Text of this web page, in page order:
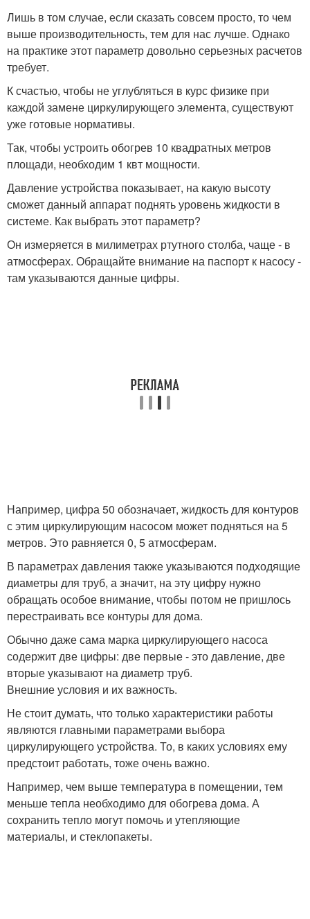
Лишь в том случае, если сказать совсем просто, то чем
выше производительность, тем для нас лучше. Однако
на практике этот параметр довольно серьезных расчетов
требует.
К счастью, чтобы не углубляться в курс физике при
каждой замене циркулирующего элемента, существуют
уже готовые нормативы.
Так, чтобы устроить обогрев 10 квадратных метров
площади, необходим 1 квт мощности.
Давление устройства показывает, на какую высоту
сможет данный аппарат поднять уровень жидкости в
системе. Как выбрать этот параметр?
Он измеряется в милиметрах ртутного столба, чаще - в
атмосферах. Обращайте внимание на паспорт к насосу -
там указываются данные цифры.
Например, цифра 50 обозначает, жидкость для контуров
с этим циркулирующим насосом может подняться на 5
метров. Это равняется 0, 5 атмосферам.
В параметрах давления также указываются подходящие
диаметры для труб, а значит, на эту цифру нужно
обращать особое внимание, чтобы потом не пришлось
перестраивать все контуры для дома.
Обычно даже сама марка циркулирующего насоса
содержит две цифры: две первые - это давление, две
вторые указывают на диаметр труб.
Внешние условия и их важность.
Не стоит думать, что только характеристики работы
являются главными параметрами выбора
циркулирующего устройства. То, в каких условиях ему
предстоит работать, тоже очень важно.
Например, чем выше температура в помещении, тем
меньше тепла необходимо для обогрева дома. А
сохранить тепло могут помочь и утепляющие
материалы, и стеклопакеты.